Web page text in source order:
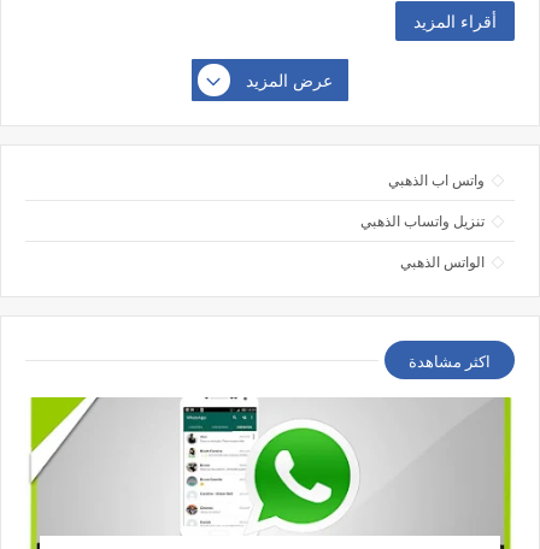
أقراء المزيد
عرض المزيد
واتس اب الذهبي
تنزيل واتساب الذهبي
الواتس الذهبي
اكثر مشاهدة